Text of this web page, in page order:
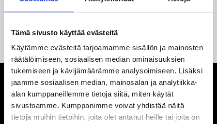
Tämä sivusto käyttää evästeitä
Käytämme evästeitä tarjoamamme sisällön ja mainosten
räätälöimiseen, sosiaalisen median ominaisuuksien
tukemiseen ja kävijämäärämme analysoimiseen. Lisäksi
jaamme sosiaalisen median, mainosalan ja analytiikka-
alan kumppaneillemme tietoja siitä, miten käytät
sivustoamme. Kumppanimme voivat yhdistää näitä
tietoja muihin tietoihin, joita olet antanut heille tai joita on
kahden vuoden sopimuksella